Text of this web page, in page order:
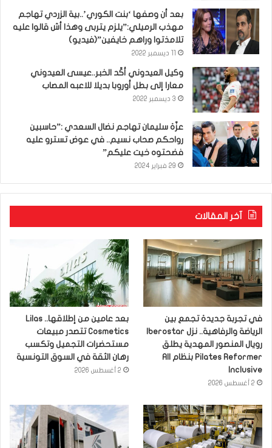
بعد أن وصفها ‘بنت الكوري’..بية الزردي تهاجم
مهذب الرميلي:”يلزم يتربى وهذا أش قالوا عليه
تلامذتوا وراهم خايفين”(فيديو)
وكيل العيدوني أكّد الخبر..عيسى العيدوني
معارا إلى بطل أوروبا بديلا للاعبه المصاب
3 ديسمبر 2022
عزّة سليمان تهاجم نضال السعدي :”حاسبين
رواحكم صحاب نسيم.. في عوض تسترو عليه
فضحتوه خيت عليكم”
29 فبراير 2024
آخر المقالات
في تجربة جديدة تجمع بين
رويال المنصور المهدية يطلق
Pilates Reformer بنظام All
Inclusive
2 أغسطس 2026
بعد عامين من إطلاقها.. Lilas
Cosmetics تتصدر مبيعات
مستحضرات التجميل وتكسب
رهان الثقة في السوق التونسية
2 أغسطس 2026